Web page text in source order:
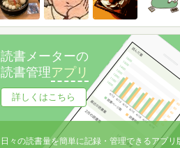
読書メーターの
読書管理アプリ
詳しくはこちら
日々の読書量を簡単に記録・管理できるアプリ